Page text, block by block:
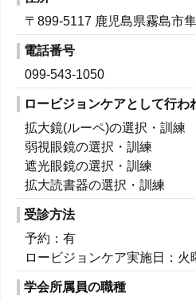
〒 899-5117 鹿児島県霧島市
電話番号
099-543-1050
ロービジョンケアとして行わ
拡大鏡(ルーペ)の選択・訓練
弱視眼鏡の選択・訓練
遮光眼鏡の選択・訓練
拡大読書器の選択・訓練
受診方法
予約：有
ロービジョンケア実施日： 火
学会所属員の職種